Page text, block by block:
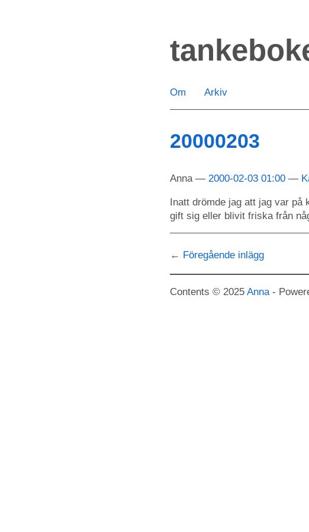
Om Arkiv
20000203
Anna 2000-02-03 01:00
Inatt drömde jag att jag var på
gift sig eller blivit friska från
Föregående inlägg
Contents © 2025 Anna -